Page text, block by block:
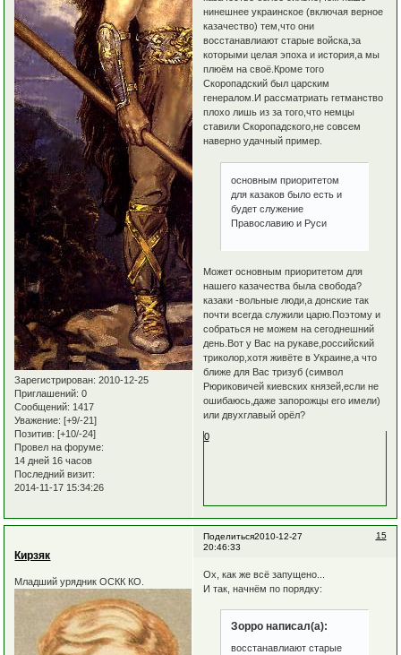
Зарегистрирован: 2010-12-25
Приглашений: 0
Сообщений: 1417
Уважение: [+9/-21]
Позитив: [+10/-24]
Провел на форуме:
14 дней 16 часов
Последний визит:
2014-11-17 15:34:26
нинешнее украинское (включая верное
казачество) тем,что они
восстанавлиают старые войска,за
которыми целая эпоха и история,а мы
плюём на своё.Кроме того
Скоропадский был царским
генералом.И рассматриать гетманство
плохо лишь из за того,что немцы
ставили Скоропадского,не совсем
наверно удачный пример.
основным приоритетом
для казаков было есть и
будет служение
Православию и Руси
Может основным приоритетом для
нашего казачества была свобода?
казаки -вольные люди,а донские так
почти всегда служили царю.Поэтому и
собраться не можем на сегоднешний
день.Вот у Вас на рукаве,российский
триколор,хотя живёте в Украине,а что
ближе для Вас тризуб (символ
Рюриковичей киевских князей,если не
ошибаюсь,даже запорожцы его имели)
или двухглавый орёл?
0
Поделиться 15
2010-12-27
20:46:33
Кирзяк
Младший урядник ОСКК КО.
Ох, как же всё запущено...
И так, начнём по порядку:
Зорро написал(а):
восстанавлиают старые